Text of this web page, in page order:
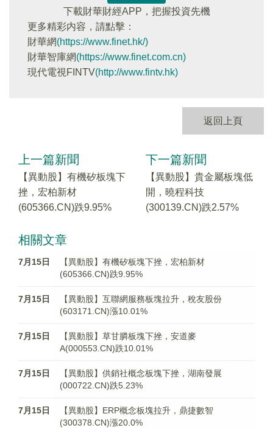
下載財華財經APP，把握投資先機
更多精彩内容，請點擊：
財華網(https://www.finet.hk/)
財華智庫網(https://www.finet.com.cn)
現代電視FINTV(http://www.fintv.hk)
返回上頁
上一篇新聞
【異動股】有機矽板塊下
挫，宏柏新材
(605366.CN)跌9.95%
下一篇新聞
【異動股】貴金屬板塊低
開，曉程科技
(300139.CN)跌2.57%
相關文章
7月15日
【異動股】有機矽板塊下挫，宏柏新材
(605366.CN)跌9.95%
7月15日
【異動股】互聯網服務板塊拉升，稅友股份
(603171.CN)漲10.01%
7月15日
【異動股】草甘膦板塊下挫，安道麥
A(000553.CN)跌10.01%
7月15日
【異動股】供銷社概念板塊下挫，湖南發展
(000722.CN)跌5.23%
7月15日
【異動股】ERP概念板塊拉升，鼎捷數智
(300378.CN)漲20.0%